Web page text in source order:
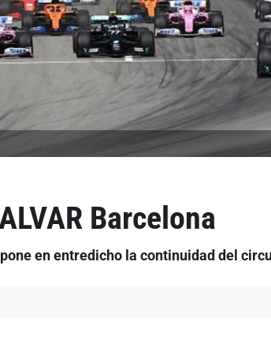
Barcelona
en entredicho la continuidad del